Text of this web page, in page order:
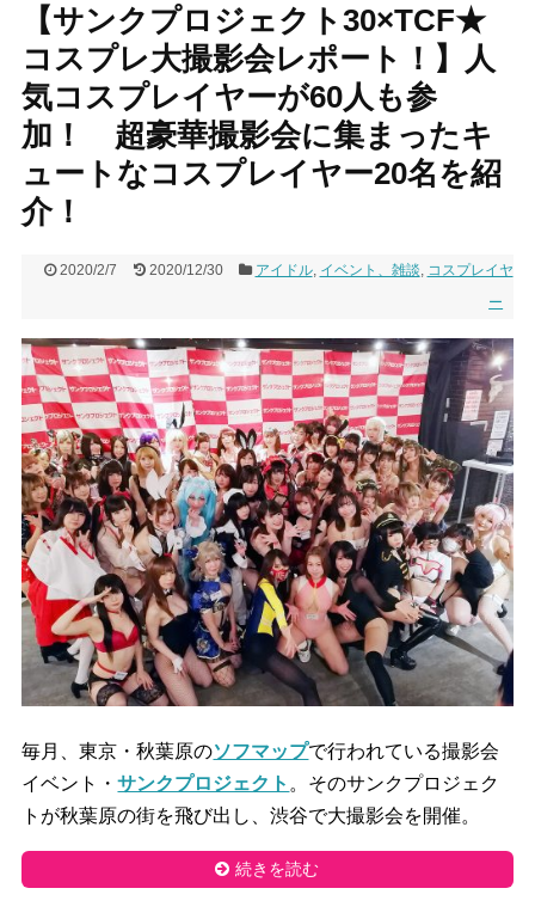
【サンクプロジェクト30×TCF★
コスプレ大撮影会レポート！】人
気コスプレイヤーが60人も参
加！ 超豪華撮影会に集まったキ
ュートなコスプレイヤー20名を紹
介！
2020/2/7 2020/12/30 アイドル, イベント、雑談
コスプレイヤ
ー
毎月、東京・秋葉原のソフマップで行われている撮影会
イベント・サンクプロジェクト 。そのサンクプロジェク
トが秋葉原の街を飛び出し、渋谷で大撮影会を開催。
続きを読む